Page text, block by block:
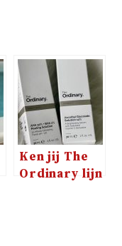
Ken jij The
Ordinary lijn